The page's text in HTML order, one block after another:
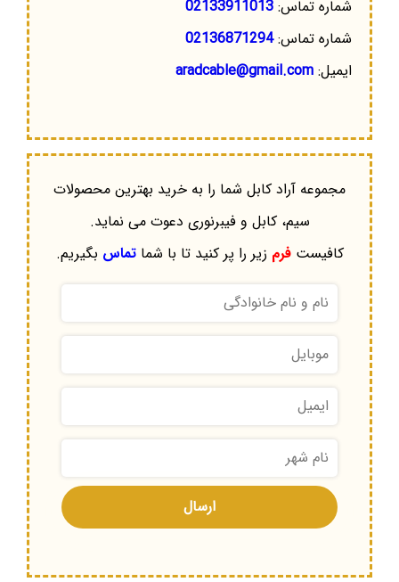
شماره تماس: 02133911013
شماره تماس:02136871294
ایمیل: aradcable@gmail.com
مجموعه آراد کابل شما را به خرید بهترین محصولات
سیم، کابل و فیبرنوری دعوت می نماید.
کافیستفرم زیر را پر کنید تا با شماتماس بگیریم.